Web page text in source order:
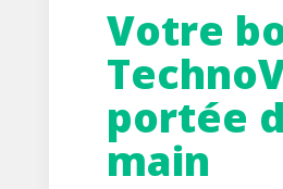
Votre
portée
main